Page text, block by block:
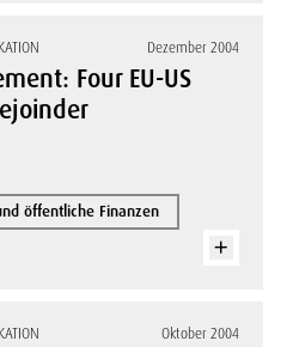
Dezember 2004
Four EU-US
öffentliche Finanzen
Oktober 2004